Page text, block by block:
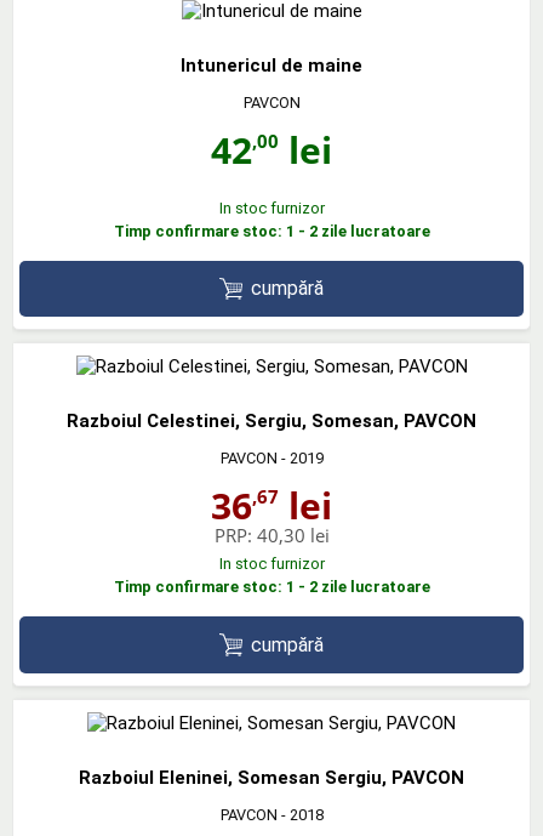
Intunericul de maine
PAVCON
42,00 lei
In stoc furnizor
Timp confirmare stoc: 1 - 2 zile lucratoare
cumpără
Razboiul Celestinei, Sergiu, Somesan, PAVCON
PAVCON - 2019
36,67 lei
PRP: 40,30 lei
In stoc furnizor
Timp confirmare stoc: 1 - 2 zile lucratoare
cumpără
Razboiul Eleninei, Somesan Sergiu, PAVCON
PAVCON - 2018